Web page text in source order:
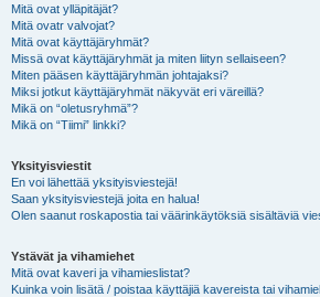
Mitä ovat ylläpitäjät?
Mitä ovatr valvojat?
Mitä ovat käyttäjäryhmät?
Missä ovat käyttäjäryhmät ja miten liityn sellaiseen?
Miten pääsen käyttäjäryhmän johtajaksi?
Miksi jotkut käyttäjäryhmät näkyvät eri väreillä?
Mikä on “oletusryhmä”?
Mikä on “Tiimi” linkki?
Yksityisviestit
En voi lähettää yksityisviestejä!
Saan yksityisviestejä joita en halua!
Olen saanut roskapostia tai väärinkäytöksiä sisältäviä
Ystävät ja vihamiehet
Mitä ovat kaveri ja vihamieslistat?
Kuinka voin lisätä / poistaa käyttäjiä kavereista tai